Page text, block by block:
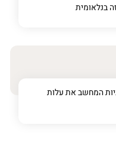
בנלאומית
המחשב את עלות